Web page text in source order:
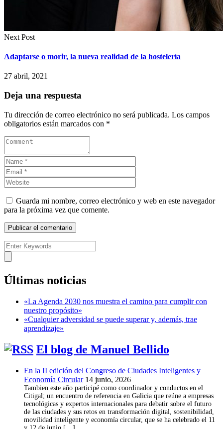
Next Post
Adaptarse o morir, la nueva realidad de la hostelería
27 abril, 2021
Deja una respuesta
Tu dirección de correo electrónico no será publicada. Los campos
obligatorios están marcados con *
Guarda mi nombre, correo electrónico y web en este navegador
para la próxima vez que comente.
Últimas noticias
«La Agenda 2030 nos muestra el camino para cumplir con
nuestro propósito»
«Cualquier adversidad se puede superar y, además, trae
aprendizaje»
El blog de Manuel Bellido
En la II edición del Congreso de Ciudades Inteligentes y
Economía Circular 14 junio, 2026
Tambien este año participé como coordinador y conductos en el
Citigal; un encuentro de referencia en Galicia que reúne a empresas
tecnológicas y expertos internacionales para debatir sobre el futuro
de las ciudades y sus retos en transformación digital, sostenibilidad,
movilidad inteligente y economía circular, que se ha celebrado el 11
y 12 de junio […]